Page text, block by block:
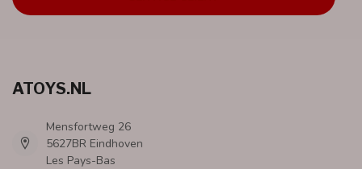
ATOYS.NL
Mensfortweg 26
5627BR Eindhoven
Les Pays-Bas